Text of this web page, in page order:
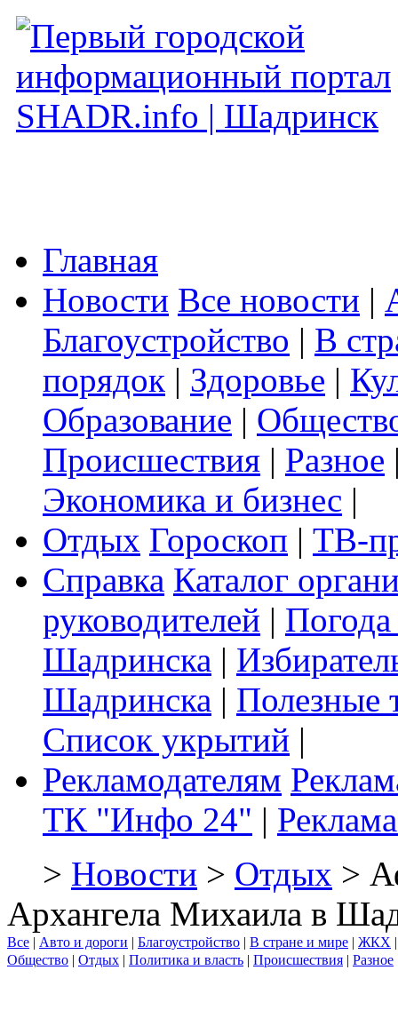
Главная
Новости Все новости |
Благоустройство | В
порядок | Здоровье |
Образование |
Происшествия | Разное
Экономика и бизнес |
Отдых Гороскоп | ТВ-
Справка Каталог
руководителей |
Шадринска |
Шадринска | Полезные
Список укрытий |
Рекламодателям
ТК "Инфо 24" |
> Новости > Отдых >
Архангела Михаила в
Все | Авто и дороги | Благоустройство | В стране и мире | ЖКХ
Общество | Отдых | Политика и власть | Происшествия | Разное